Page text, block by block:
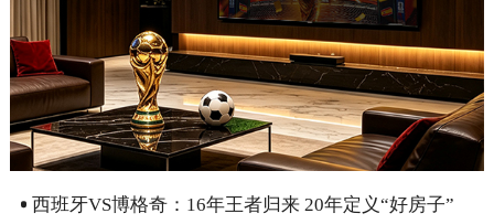
西班牙VS博格奇：16年王者归来 20年定义“好房子”